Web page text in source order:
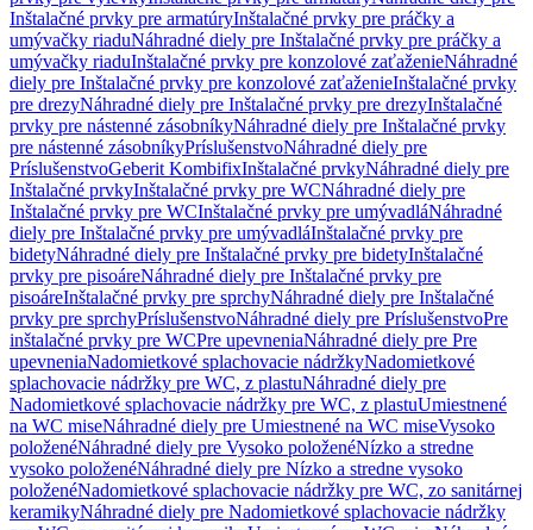
Inštalačné prvky pre armatúryInštalačné prvky pre práčky a
umývačky riaduNáhradné diely pre Inštalačné prvky pre práčky a
umývačky riaduInštalačné prvky pre konzolové zaťaženieNáhradné
diely pre Inštalačné prvky pre konzolové zaťaženieInštalačné prvky
pre drezyNáhradné diely pre Inštalačné prvky pre drezyInštalačné
prvky pre nástenné zásobníkyNáhradné diely pre Inštalačné prvky
pre nástenné zásobníkyPríslušenstvoNáhradné diely pre
PríslušenstvoGeberit KombifixInštalačné prvkyNáhradné diely pre
Inštalačné prvkyInštalačné prvky pre WCNáhradné diely pre
Inštalačné prvky pre WCInštalačné prvky pre umývadláNáhradné
diely pre Inštalačné prvky pre umývadláInštalačné prvky pre
bidetyNáhradné diely pre Inštalačné prvky pre bidetyInštalačné
prvky pre pisoáreNáhradné diely pre Inštalačné prvky pre
pisoáreInštalačné prvky pre sprchyNáhradné diely pre Inštalačné
prvky pre sprchyPríslušenstvoNáhradné diely pre PríslušenstvoPre
inštalačné prvky pre WCPre upevneniaNáhradné diely pre Pre
upevneniaNadomietkové splachovacie nádržkyNadomietkové
splachovacie nádržky pre WC, z plastuNáhradné diely pre
Nadomietkové splachovacie nádržky pre WC, z plastuUmiestnené
na WC miseNáhradné diely pre Umiestnené na WC miseVysoko
položenéNáhradné diely pre Vysoko položenéNízko a stredne
vysoko položenéNáhradné diely pre Nízko a stredne vysoko
položenéNadomietkové splachovacie nádržky pre WC, zo sanitárnej
keramikyNáhradné diely pre Nadomietkové splachovacie nádržky